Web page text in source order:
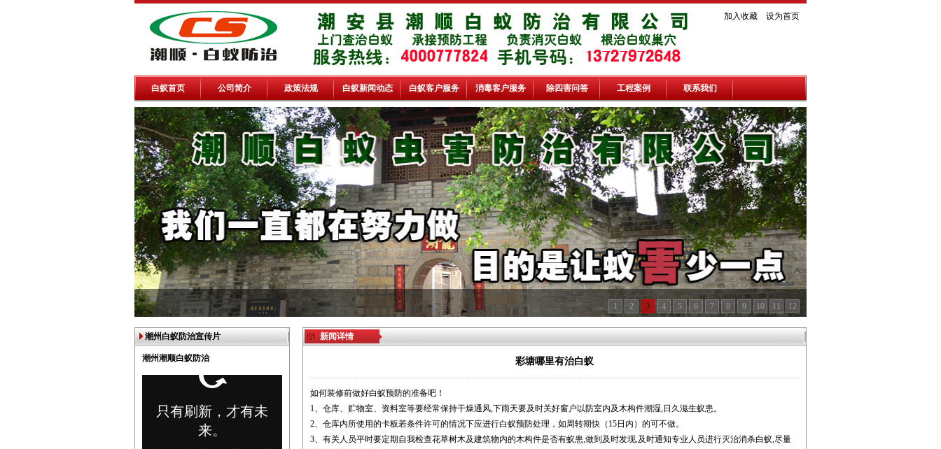
加入收藏 设为首页
白蚁首页 公司简介 政策法规 白蚁新闻动态 白蚁客户服务 消毒客户服务 除四害问答 工程案例 联系我们
1 2 3 4 5 6 7 8 9 10 11 12
潮州白蚁防治宣传片
潮州潮顺白蚁防治
新闻详情
彩塘哪里有治白蚁
如何装修前做好白蚁预防的准备吧！
1、仓库、贮物室、资料室等要经常保持干燥通风,下雨天要及时关好窗户以防室内及木构件潮湿,日久滋生蚁患。
2、仓库内所使用的卡板若条件许可的情况下应进行白蚁预防处理，如周转期快（15日内）的可不做。
3、有关人员平时要定期自我检查花草树木及建筑物内的木构件是否有蚁患,做到及时发现,及时通知专业人员进行灭治消杀白蚁,尽量